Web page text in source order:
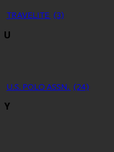
TRAVELITE (3)
U
U.S. POLO ASSN. (24)
Y